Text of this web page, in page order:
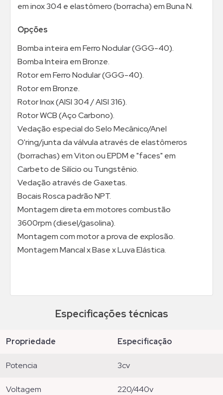
em inox 304 e elastômero (borracha) em Buna N.
Opções
Bomba inteira em Ferro Nodular (GGG-40).
Bomba Inteira em Bronze.
Rotor em Ferro Nodular (GGG-40).
Rotor em Bronze.
Rotor Inox (AISI 304 / AISI 316).
Rotor WCB (Aço Carbono).
Vedação especial do Selo Mecânico/Anel
O'ring/junta da válvula através de elastômeros
(borrachas) em Viton ou EPDM e "faces" em
Carbeto de Silício ou Tungstênio.
Vedação através de Gaxetas.
Bocais Rosca padrão NPT.
Montagem direta em motores combustão
3600rpm (diesel/gasolina).
Montagem com motor a prova de explosão.
Montagem Mancal x Base x Luva Elástica.
Especificações técnicas
propriedade especificação
potencia 3cv
voltagem 220/440v